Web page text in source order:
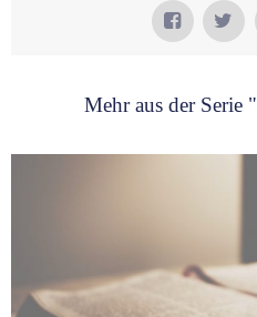
Mehr aus der Serie "